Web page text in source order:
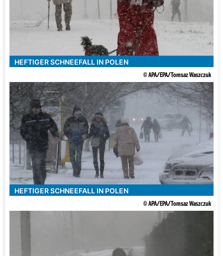
HEFTIGER SCHNEEFALL IN POLEN
© APA/EPA/Tomsaz Waszczuk
HEFTIGER SCHNEEFALL IN POLEN
© APA/EPA/Tomsaz Waszczuk